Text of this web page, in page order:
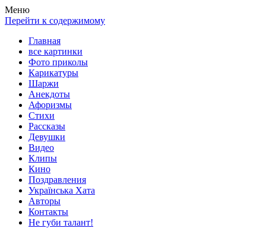
Весела хата — прикольные картинки, смешные истории,
клипы!
Покажем всем ваши фото приколы, карикатуры, шаржи, стихи,
рассказы, видео и песни!
Меню
Перейти к содержимому
Главная
все картинки
Фото приколы
Карикатуры
Шаржи
Анекдоты
Афоризмы
Стихи
Рассказы
Девушки
Видео
Клипы
Кино
Поздравления
Українська Хата
Авторы
Контакты
Не губи талант!